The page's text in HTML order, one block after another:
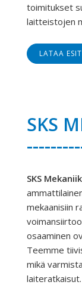
toimitukset
laitteistojen
LATAA
SKS
SKS
mekaanisiin
osaaminen
Teemme
mikä
laiteratkaisut.